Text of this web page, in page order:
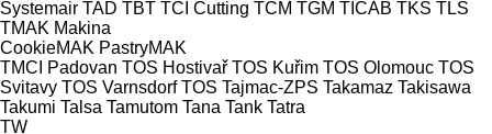
Systemair TAD TBT TCI Cutting TCM TGM TICAB TKS TLS
TMAK Makina
CookieMAK PastryMAK
TMCI Padovan TOS Hostivař TOS Kuřim TOS Olomouc TOS
Svitavy TOS Varnsdorf TOS Tajmac-ZPS Takamaz Takisawa
Takumi Talsa Tamutom Tana Tank Tatra
TW